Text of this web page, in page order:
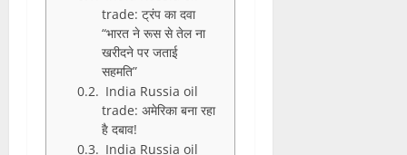
trade: ट्रंप का दवा
“भारत ने रूस से तेल ना
खरीदने पर जताई
सहमति”
India Russia oil
trade: अमेरिका बना रहा
है दबाव!
India Russia oil